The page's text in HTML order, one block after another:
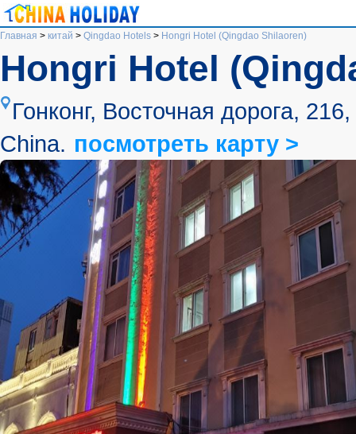
Главная > китай > Qingdao Hotels > Hongri Hotel (Qingdao Shilaoren)
Hongri Hotel
Гонконг, Восточная дорога,
China. посмотреть карту >